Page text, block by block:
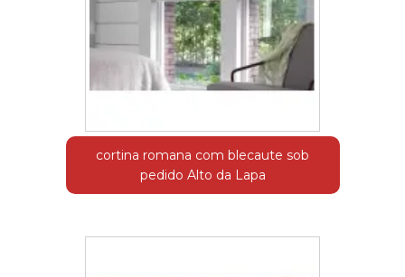
cortina romana com blecaute sob
pedido Alto da Lapa